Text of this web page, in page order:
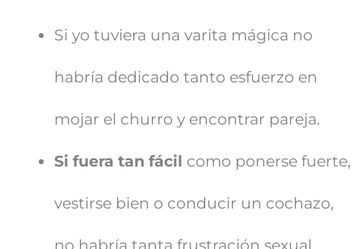
Si yo tuviera una varita mágica no
habría dedicado tanto esfuerzo en
mojar el churro y encontrar pareja.
Si fuera tan fácil como ponerse fuerte,
vestirse bien o conducir un cochazo,